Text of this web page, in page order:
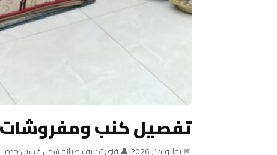
تفصيل كنب ومفروشات
📅 يوليو 14, 2026 |👤 فنى تكييف صيانه شحن غسيل جده